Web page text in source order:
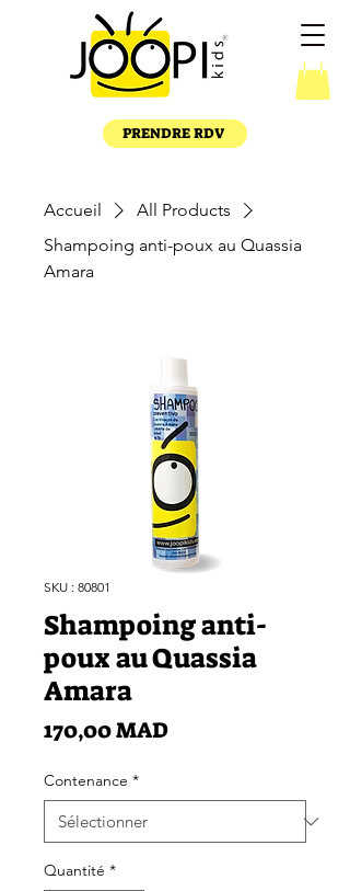
PRENDRE RDV
Accueil
All Products
Shampoing anti-poux au Quassia
Amara
SKU : 80801
Shampoing anti-
poux au Quassia
Amara
170,00 MADPrix
Contenance *
Quantité *